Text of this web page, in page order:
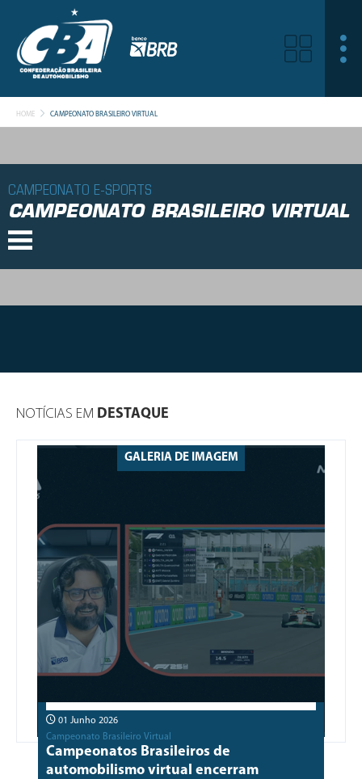
HOME CAMPEONATO BRASILEIRO VIRTUAL
CAMPEONATO E-SPORTS
CAMPEONATO BRASILEIRO VIRTUAL
NOTÍCIAS EM DESTAQUE
GALERIA DE IMAGEM
01 Junho 2026
Campeonato Brasileiro Virtual
Campeonatos Brasileiros de
automobilismo virtual encerram